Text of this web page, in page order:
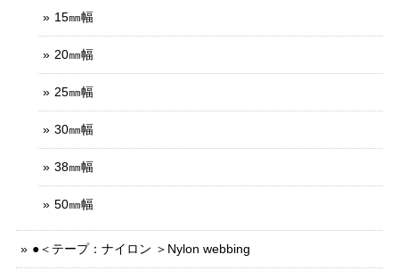
15㎜幅
20㎜幅
25㎜幅
30㎜幅
38㎜幅
50㎜幅
●＜テープ：ナイロン ＞Nylon webbing